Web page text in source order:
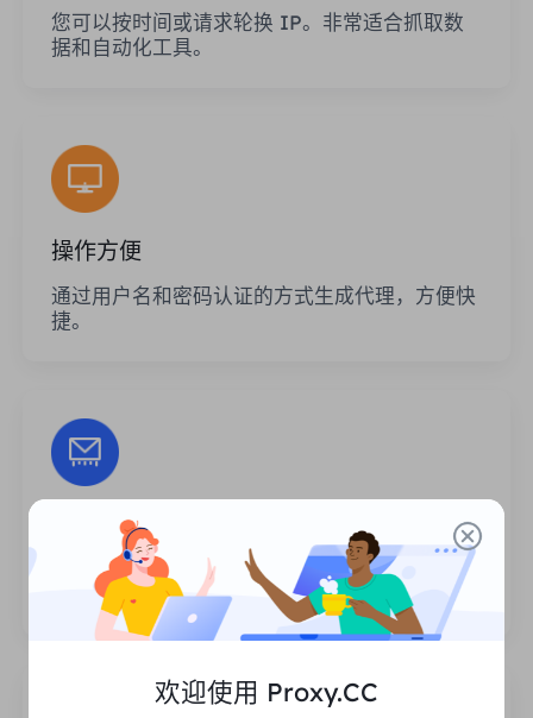
您可以按时间或请求轮换 IP。非常适合抓取数
据和自动化工具。
操作方便
通过用户名和密码认证的方式生成代理，方便快
捷。
无限的会话
代理的使用次数或调用频率没有限制。您可以一
次生成大量代理。
欢迎使用 Proxy.CC